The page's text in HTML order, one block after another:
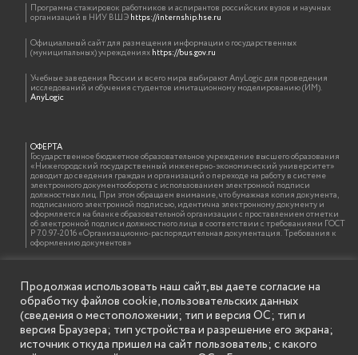
Программа стажировок работников и аспирантов российских вузов и научных
организаций в НИУ ВШЭhttps://internship.hse.ru
Официальный сайт для размещения информации о государственных
(муниципальных) учрежденияхhttps://bus.gov.ru
Учебные заведения России и всего мира выбирают AnyLogic для проведения
исследований и обучения студентов имитационному моделированию (ИМ).
AnyLogic
ОФЕРТА
Государственное бюджетное образовательное учреждение высшего образования
«Нижегородский государственный инженерно-экономический университет»
доводит до сведения граждан и организаций о переходе на работу в системе
электронного документооборота с использованием электронной подписи
должностных лиц. При этом обращаем внимание, что бумажная копия документа,
подписанного электронной подписью, идентична электронному документу и
оформляется на бланке образовательной организации с проставлением отметки
об электронной подписи должностного лица в соответствии с требованиями ГОСТ
Р 7.0.97-2016 «Организационно-распорядительная документация. Требования к
оформлению документов»
ИНФОРМАЦИЯ ДЛЯ ПРАВООБЛАДАТЕЛЕЙ
Все права на аудио и видео материалы, представленные на нашем сайте
принадлежат их законным владельцам и предназначены только для ознакомления.
Наличие материалов на сайте никаким образом не претендует на обозначение
нашего авторского права на данные материалы. Авторы не несут ответственности
за возможные последствия использования их в целях, запрещенных Уголовным
Кодексом Российской Федерации. Если вы соглашаетесь с указанными
Продолжая использовать наш сайт, вы даете согласие на
обработку файлов cookie, пользовательских данных
(сведения о местоположении; тип и версия ОС; тип и
версия Браузера; тип устройства и разрешение его экрана;
источник откуда пришел на сайт пользователь; с какого